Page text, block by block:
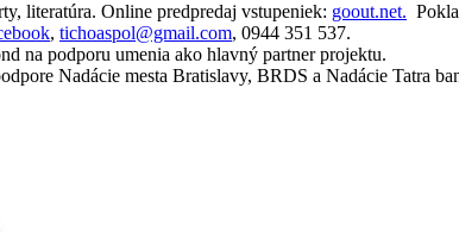
literatúra. Online predpredaj vstupeniek: goout.net.
, tichoaspol@gmail.com, 0944 351 537.
na podporu umenia ako hlavný partner projektu.
Nadácie mesta Bratislavy, BRDS a Nadácie Tatra